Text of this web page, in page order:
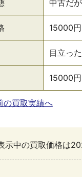
中古だ
15000円
目立っ
15000円
買取実績へ
示中の買取価格は